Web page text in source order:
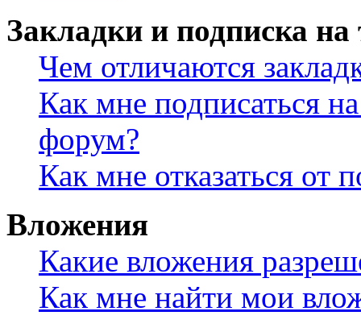
Закладки и подписка
Чем отличаются
Как мне подписаться
форум?
Как мне отказаться от
Вложения
Какие вложения
Как мне найти мои